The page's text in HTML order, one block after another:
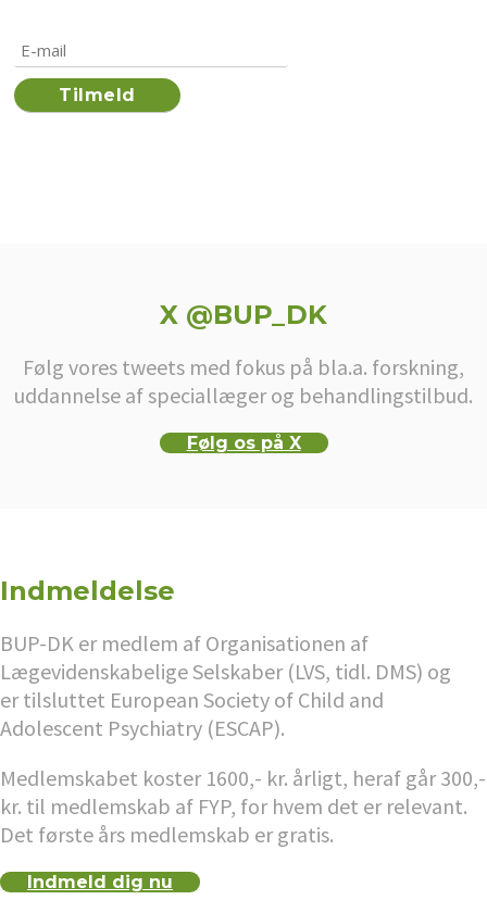
X @BUP_DK
Følg vores tweets med fokus på bla.a. forskning,
uddannelse af speciallæger og behandlingstilbud.
Følg os på X
Indmeldelse
BUP-DK er medlem af Organisationen af
Lægevidenskabelige Selskaber (LVS, tidl. DMS) og
er tilsluttet European Society of Child and
Adolescent Psychiatry (ESCAP).
Medlemskabet koster 1600,- kr. årligt, heraf går 300,-
kr. til medlemskab af FYP, for hvem det er relevant.
Det første års medlemskab er gratis.
Indmeld dig nu